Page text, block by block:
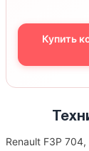
Купить
Renault F3P